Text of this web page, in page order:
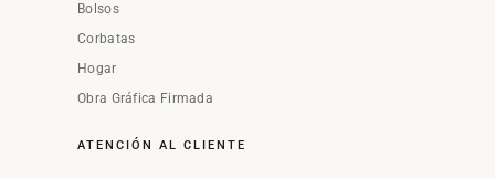
Bolsos
Corbatas
Hogar
Obra Gráfica Firmada
ATENCIÓN AL CLIENTE